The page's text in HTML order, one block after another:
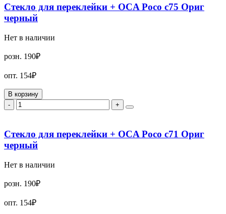
Стекло для переклейки + OCA Poco c75 Ориг
черный
Нет в наличии
розн. 190₽
опт. 154₽
В корзину
-
+
Стекло для переклейки + OCA Poco c71 Ориг
черный
Нет в наличии
розн. 190₽
опт. 154₽